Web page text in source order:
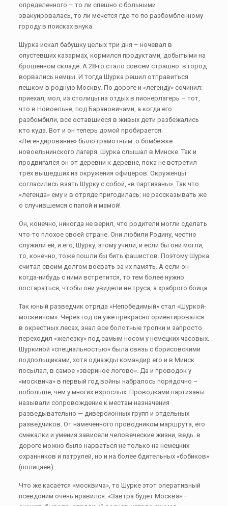
определенного – то ли спешно с больными
эвакуировалась, то ли мечется где-то по разбомбленному
городу в поисках внука.
Шурка искал бабушку целых три дня – ночевал в
опустевших казармах, кормился продуктами, добытыми на
брошенном складе. А 28-го стало совсем страшно: в город
ворвались немцы. И тогда Шурка решил отправиться
пешком в родную Москву. По дороге и «легенду» сочинил:
приехал, мол, из столицы на отдых в пионерлагерь – тот,
что в Новоельне, под Барановичами, а когда его
разбомбили, все оставшиеся в живых дети разбежались
кто куда. Вот и он теперь домой пробирается.
«Легендирование» было грамотным: о бомбежке
новоельнинского лагеря Шурка слышал в Минске. Так и
продвигался он от деревни к деревне, пока не встретил
трёх вышедших из окружения офицеров. Окруженцы
согласились взять Шурку с собой, «в партизаны». Так что
«легенда» ему и в отряде пригодилась: не рассказывать же
о случившемся с папой и мамой!
Он, конечно, никогда не верил, что родители могли сделать
что-то плохое своей стране. Они любили Родину, честно
служили ей, и его, Шурку, этому учили, и если бы они могли,
то, конечно, тоже пошли бы бить фашистов. Поэтому Шурка
считал своим долгом воевать за их память. А если он
когда-нибудь с ними встретится, то тем более нужно
постараться, чтобы они увидели не труса, а храброго бойца.
Так юный разведчик отряда «Непобедимый» стал «Шуркой-
москвичом». Через год он уже прекрасно ориентировался
в окрестных лесах, знал все болотные тропки и запросто
переходил «железку» под самым носом у немецких часовых.
Шуркиной «специальностью» была связь с борисовскими
подпольщиками, хотя однажды командир его и в Минск
посылал, в самое «звериное логово». Да и проводок у
«москвича» в первый год войны набралось порядочно –
побольше, чем у многих взрослых. Проводками партизаны
называли сопровождение к местам назначения
разведывательно — диверсионных групп и отдельных
разведчиков. От намеченного проводником маршрута, его
смекалки и умения зависели человеческие жизни, ведь в
дороге можно было нарваться не только на немецких
охранников и патрулей, но и на более бдительных «бобиков»
(полицаев).
Что же касается «москвича», то Шурке этот оперативный
псевдоним очень нравился. «Завтра будет Москва» –